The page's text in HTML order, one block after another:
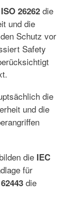
ISO 26262 die
und die
Schutz vor
Safety
die
und die
bilden die IEC
für
die